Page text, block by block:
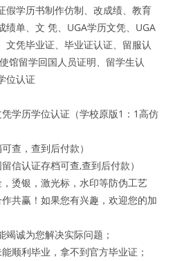
假学历书制作仿制、改成绩、教育
绩单、文 凭、UGA学历文凭、UGA
文凭毕业证、毕业证认证、留服认
馆留学回国人员证明、留学生认
位认证
学历学位认证（学校原版1：1高仿
可查，查到后付款）
信认证存档可查,查到后付款）
烫银，激光标，水印等防伪工艺
共赢！如果您有兴趣，欢迎您的加
诚为您解决实际问题；
顺利毕业，拿不到官方毕业证；